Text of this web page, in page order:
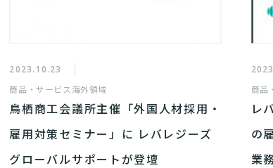
2023.10.23
商品・サービス海外領域
鳥栖商工会議所主催「外国人材採用・
雇用対策セミナー」に レバレジーズ
グローバルサポートが登壇
商品
レ
の
業